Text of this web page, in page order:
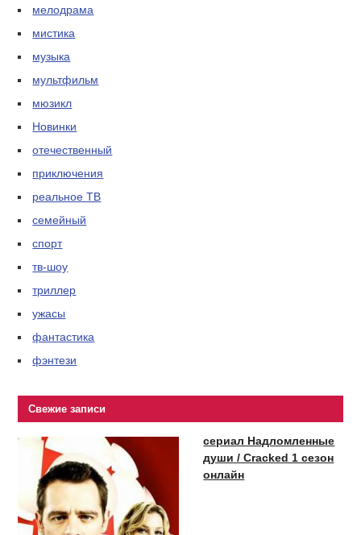
мелодрама
мистика
музыка
мультфильм
мюзикл
Новинки
отечественный
приключения
реальное ТВ
семейный
спорт
тв-шоу
триллер
ужасы
фантастика
фэнтези
Свежие записи
сериал Надломленные
души / Cracked 1 сезон
онлайн